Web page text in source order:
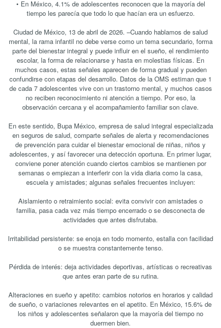
• En México, 4.1% de adolescentes reconocen que la mayoría del
tiempo les parecía que todo lo que hacían era un esfuerzo.
Ciudad de México, 13 de abril de 2026. –Cuando hablamos de salud
mental, la rama infantil no debe verse como un tema secundario, forma
parte del bienestar integral y puede influir en el sueño, el rendimiento
escolar, la forma de relacionarse y hasta en molestias físicas. En
muchos casos, estas señales aparecen de forma gradual y pueden
confundirse con etapas del desarrollo. Datos de la OMS estiman que 1
de cada 7 adolescentes vive con un trastorno mental, y muchos casos
no reciben reconocimiento ni atención a tiempo. Por eso, la
observación cercana y el acompañamiento familiar son clave.
En este sentido, Bupa México, empresa de salud integral especializada
en seguros de salud, comparte señales de alerta y recomendaciones
de prevención para cuidar el bienestar emocional de niñas, niños y
adolescentes, y así favorecer una detección oportuna. En primer lugar,
conviene poner atención cuando ciertos cambios se mantienen por
semanas o empiezan a interferir con la vida diaria como la casa,
escuela y amistades; algunas señales frecuentes incluyen:
Aislamiento o retraimiento social: evita convivir con amistades o
familia, pasa cada vez más tiempo encerrado o se desconecta de
actividades que antes disfrutaba.
Irritabilidad persistente: se enoja en todo momento, estalla con facilidad
o se muestra constantemente tenso.
Pérdida de interés: deja actividades deportivas, artísticas o recreativas
que antes eran parte de su rutina.
Alteraciones en sueño y apetito: cambios notorios en horarios y calidad
de sueño, o variaciones relevantes en el apetito. En México, 15.6% de
los niños y adolescentes señalaron que la mayoría del tiempo no
duermen bien.